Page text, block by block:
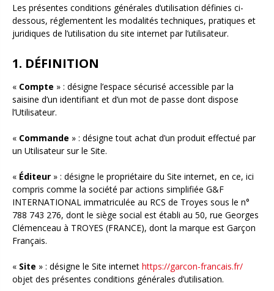
Les présentes conditions générales d’utilisation définies ci-
dessous, réglementent les modalités techniques, pratiques et
juridiques de l’utilisation du site internet par l’utilisateur.
1. DÉFINITION
« Compte » : désigne l’espace sécurisé accessible par la
saisine d’un identifiant et d’un mot de passe dont dispose
l’Utilisateur.
« Commande » : désigne tout achat d’un produit effectué par
un Utilisateur sur le Site.
« Éditeur » : désigne le propriétaire du Site internet, en ce, ici
compris comme la société par actions simplifiée G&F
INTERNATIONAL immatriculée au RCS de Troyes sous le n°
788 743 276, dont le siège social est établi au 50, rue Georges
Clémenceau à TROYES (FRANCE), dont la marque est Garçon
Français.
« Site » : désigne le Site internet https://garcon-francais.fr/
objet des présentes conditions générales d’utilisation.